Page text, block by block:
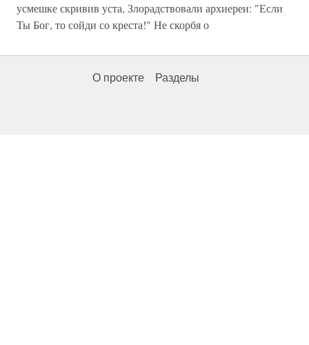
усмешке скривив уста, Злорадствовали архиереи: "Если
Ты Бог, то сойди со креста!" Не скорбя о
О проекте Разделы